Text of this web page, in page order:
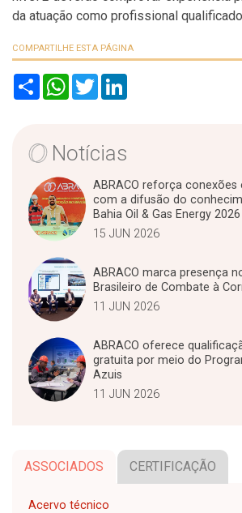
da atuação como profissional
COMPARTILHE ESTA PÁGINA
S
W
p
T
w
e
r
Notícias
ABRACO reforça
com a difusão do
Bahia Oil & Gas Energy 2026
15 JUN 2026
ABRACO marca presença
Brasileiro de Combate à
11 JUN 2026
ABRACO oferece
gratuita por meio do
Azuis
11 JUN 2026
ASSOCIADOS CERTIFICAÇÃO
Acervo técnico